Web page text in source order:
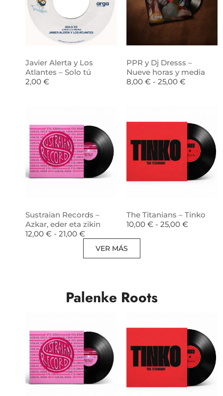
Javier Alerta y Los
Atlantes – Solo tú
2,00 €
PPR y Dj Dresss –
Nueve horas y media
8,00 € - 25,00 €
Sustraian Records –
Azkar, eder eta zikin
12,00 € - 21,00 €
The Titanians – Tinko
10,00 € - 25,00 €
VER MÁS
Palenke Roots